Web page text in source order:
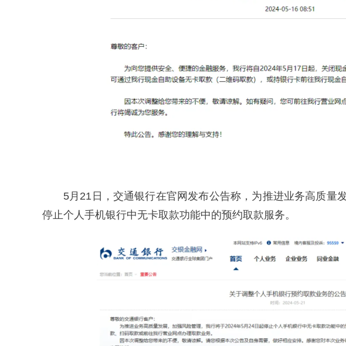
5月21日，交通银行在官网发布公告称，为推进业务高质量
停止个人手机银行中无卡取款功能中的预约取款服务。